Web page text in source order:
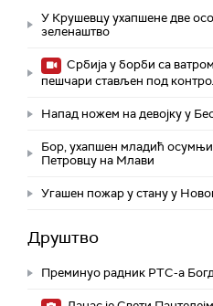
У Крушевцу ухапшене две
зеленаштво
Србија у борби са
пешчари стављен под
Напад ножем на девојку у
Бор, ухапшен младић
Петровцу на Млави
Угашен пожар у стану у
Друштво
Преминуо радник РТС-а